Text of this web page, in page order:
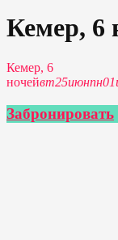
Кемер, 6
Кемер, 6
ночейвт25июнпн01
Забронировать